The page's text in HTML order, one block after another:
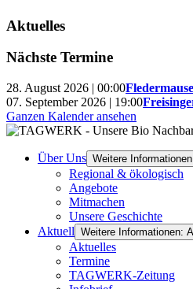
Aktuelles
Nächste Termine
28. August 2026 | 00:00
07. September 2026 | 19:00
Ganzen Kalender ansehen
Über Uns Weitere
Regional & ökologisch
Angebote
Mitmachen
Unsere Geschichte
Aktuell Weitere Informationen:
Aktuelles
Termine
TAGWERK-Zeitung